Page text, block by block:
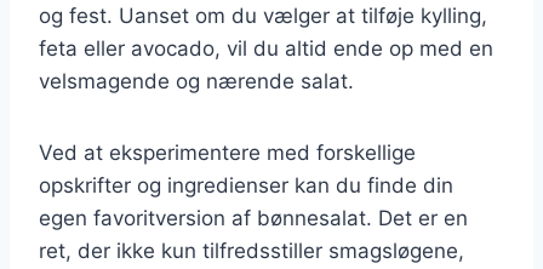
og fest. Uanset om du vælger at tilføje kylling,
feta eller avocado, vil du altid ende op med en
velsmagende og nærende salat.
Ved at eksperimentere med forskellige
opskrifter og ingredienser kan du finde din
egen favoritversion af bønnesalat. Det er en
ret, der ikke kun tilfredsstiller smagsløgene,